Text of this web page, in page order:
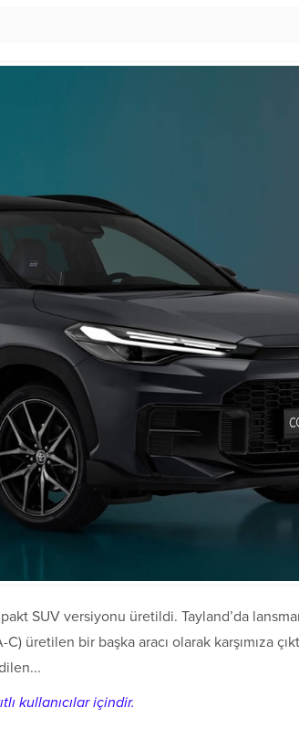
SUV versiyonu üretildi. Tayland’da
üretilen bir başka aracı olarak karşımıza
kullanıcılar içindir.